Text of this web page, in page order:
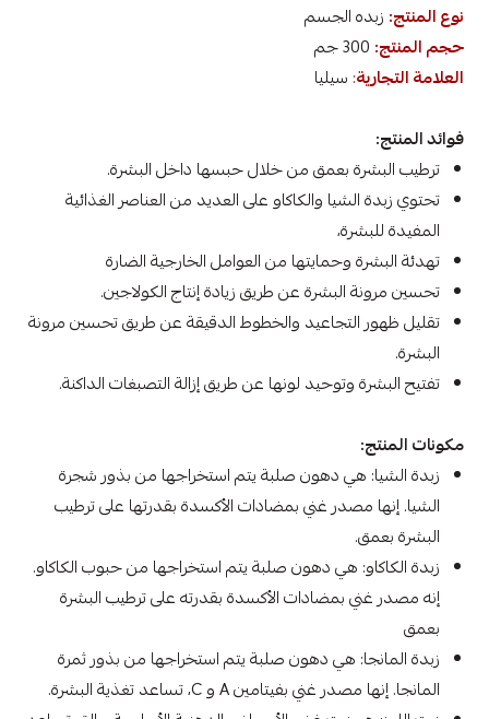
نوع المنتج: زبده الجسم
حجم المنتج:
العلامة التجارية: سيليا
فوائد المنتج:
ترطيب البشرة بعمق من خلال حبسها داخل البشرة.
تحتوي زبدة الشيا والكاكاو على العديد من العناصر الغذائية
المفيدة للبشرة،
تهدئة البشرة وحمايتها من العوامل الخارجية الضارة
تحسين مرونة البشرة عن طريق زيادة إنتاج الكولاجين.
تقليل ظهور التجاعيد والخطوط الدقيقة عن طريق تحسين مرونة
البشرة.
تفتيح البشرة وتوحيد لونها عن طريق إزالة التصبغات الداكنة.
مكونات المنتج:
زبدة الشيا: هي دهون صلبة يتم استخراجها من بذور شجرة
الشيا. إنها مصدر غني بمضادات الأكسدة بقدرتها على ترطيب
البشرة بعمق.
زبدة الكاكاو: هي دهون صلبة يتم استخراجها من حبوب الكاكاو.
إنه مصدر غني بمضادات الأكسدة بقدرته على ترطيب البشرة
بعمق
زبدة المانجا: هي دهون صلبة يتم استخراجها من بذور ثمرة
المانجا. إنها مصدر غني بفيتامين A و C، تساعد تغذية البشرة.